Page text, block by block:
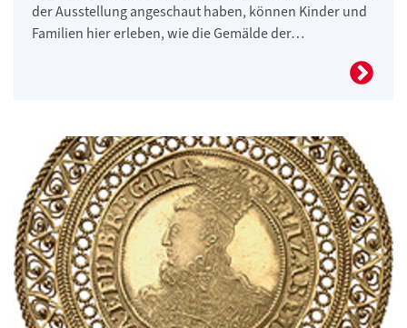
der Ausstellung angeschaut haben, können Kinder und
Familien hier erleben, wie die Gemälde der…